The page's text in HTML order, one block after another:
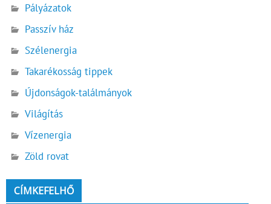
Pályázatok
Passzív ház
Szélenergia
Takarékosság tippek
Újdonságok-találmányok
Világítás
Vízenergia
Zöld rovat
CÍMKEFELHŐ